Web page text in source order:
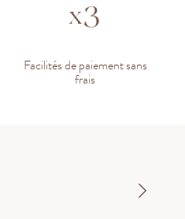
Facilités de paiement sans
frais